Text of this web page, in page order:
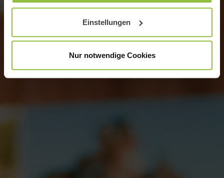
Einstellungen
Nur notwendige Cookies